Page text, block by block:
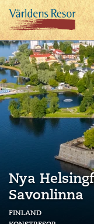
Nya
Savonlinna
finland